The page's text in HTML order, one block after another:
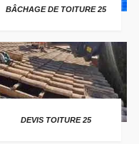
BÂCHAGE DE TOITURE 25
DEVIS TOITURE 25